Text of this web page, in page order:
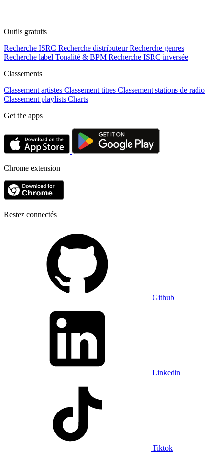
Outils gratuits
Recherche ISRC Recherche distributeur Recherche genres
Recherche label Tonalité & BPM Recherche ISRC inversée
Classements
Classement artistes Classement titres Classement stations de radio
Classement playlists Charts
Get the apps
Chrome extension
Restez connectés
Github
Linkedin
Tiktok